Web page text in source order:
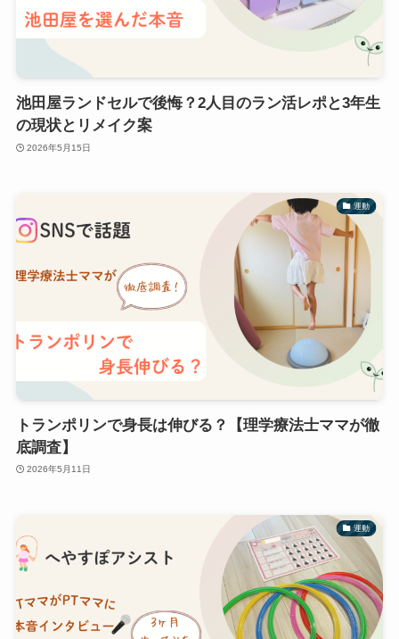
池田屋ランドセルで後悔？2人目のラン活レポと3年生
の現状とリメイク案
2026年5月15日
運動
トランポリンで身長は伸びる？【理学療法士ママが徹
底調査】
2026年5月11日
運動